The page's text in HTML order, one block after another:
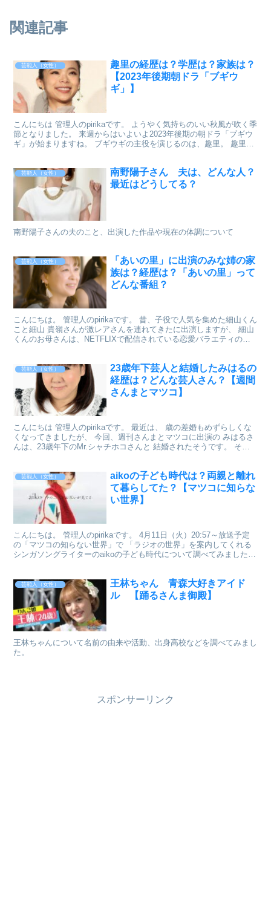
関連記事
芸能人（女性）
趣里の経歴は？学歴は？家族は？
【2023年後期朝ドラ「ブギウ
ギ」】
こんにちは 管理人のpirikaです。 ようやく気持ちのいい秋風が吹く季
節となりました。 来週からはいよいよ2023年後期の朝ドラ「ブギウ
ギ」が始まりますね。 ブギウギの主役を演じるのは、趣里。 趣里に
芸能人（女性）
南野陽子さん 夫は、どんな人？
最近はどうしてる？
南野陽子さんの夫のこと、出演した作品や現在の体調について
芸能人（女性）
「あいの里」に出演のみな姉の家
族は？経歴は？「あいの里」って
どんな番組？
こんにちは。 管理人のpirikaです。 昔、子役で人気を集めた細山くん
こと細山 貴嶺さんが激レアさんを連れてきたに出演しますが、 細山
くんのお母さんは、NETFLIXで配信されている恋愛バラエティの
芸能人（女性）
23歳年下芸人と結婚したみはるの
経歴は？どんな芸人さん？【週間
さんまとマツコ】
こんにちは 管理人のpirikaです。 最近は、 歳の差婚もめずらしくな
くなってきましたが、 今回、週刊さんまとマツコに出演の みはるさ
んは、23歳年下のMr.シャチホコさんと 結婚されたそうです。 そん
芸能人（女性）
aikoの子ども時代は？両親と離れ
て暮らしてた？【マツコに知らな
い世界】
こんにちは。 管理人のpirikaです。 4月11日（火）20:57～放送予定
の「マツコの知らない世界」で 「ラジオの世界」を案内してくれる
シンガソングライターのaikoの子ども時代について調べてみました。
芸能人（女性）
王林ちゃん 青森大好きアイド
ル 【踊るさんま御殿】
王林ちゃんについて名前の由来や活動、出身高校などを調べてみまし
た。
スポンサーリンク